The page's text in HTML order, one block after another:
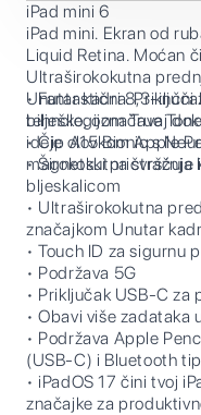
iPad mini 6
iPad mini. Ekran od
Liquid Retina. Moćan
Ultraširokokutna
Unutar kadra.
bilješke, označavaj
ideje olovkom Apple
magnetski pričvršćuje
• Fantastični 8,3-inčni
tehnologijom True
• Čip A15 Bionic s
• Širokokutna stražnja
bljeskalicom
• Ultraširokokutna
značajkom Unutar
• Touch ID za sigurnu
• Podržava 5G
• Priključak USB-C
• Obavi više zadataka
• Podržava Apple
(USB-C) i Bluetooth
• iPadOS 17 čini tvoj
značajke za